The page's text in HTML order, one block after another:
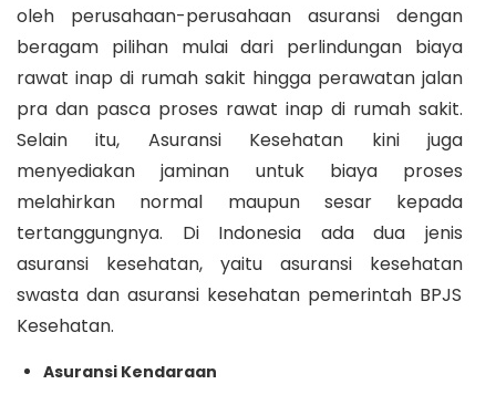
oleh perusahaan-perusahaan asuransi dengan
beragam pilihan mulai dari perlindungan biaya
rawat inap di rumah sakit hingga perawatan jalan
pra dan pasca proses rawat inap di rumah sakit.
Selain itu, Asuransi Kesehatan kini juga
menyediakan jaminan untuk biaya proses
melahirkan normal maupun sesar kepada
tertanggungnya. Di Indonesia ada dua jenis
asuransi kesehatan, yaitu asuransi kesehatan
swasta dan asuransi kesehatan pemerintah BPJS
Kesehatan.
Asuransi Kendaraan